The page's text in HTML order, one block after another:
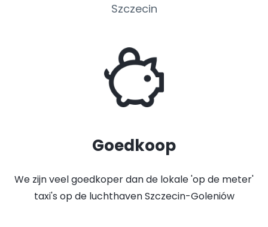
Szczecin
Goedkoop
We zijn veel goedkoper dan de lokale 'op de meter'
taxi's op de luchthaven Szczecin-Goleniów